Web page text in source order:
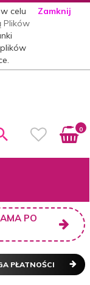
celu
Plików
Zamknij
0
PO
PŁATNOŚCI